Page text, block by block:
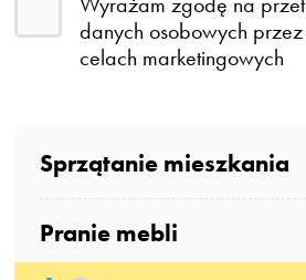
danych osobowych
celach marketingowych
Sprzątanie mieszkania
Pranie mebli